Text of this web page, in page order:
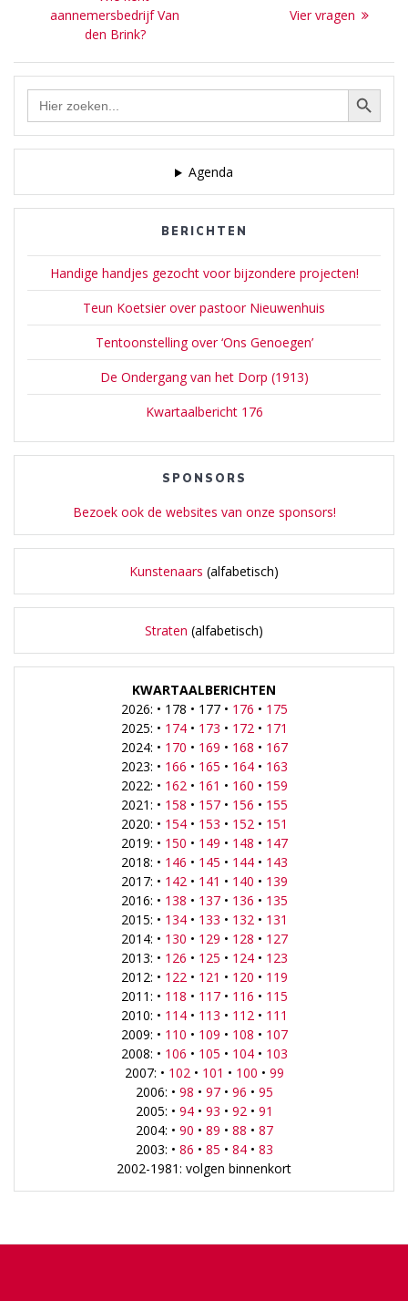
navigatie
post:
aannemersbedrijf Van
den Brink?
Next
Vier vragen
Zoek Zoekknop
Agenda
BERICHTEN
Handige handjes gezocht voor bijzondere projecten!
Teun Koetsier over pastoor Nieuwenhuis
Tentoonstelling over ‘Ons Genoegen’
De Ondergang van het Dorp (1913)
Kwartaalbericht 176
SPONSORS
Bezoek ook de websites van onze sponsors!
Kunstenaars (alfabetisch)
Straten (alfabetisch)
KWARTAALBERICHTEN
2026: • 178 • 177 • 176 • 175
2025: • 174• 173 • 172• 171
2024: • 170 • 169 • 168 • 167
2023: • 166 • 165 • 164• 163
2022: • 162• 161 • 160 • 159
2021: • 158 • 157• 156 • 155
2020: • 154• 153 • 152• 151
2019: • 150 • 149 • 148 • 147
2018: • 146 • 145 • 144• 143
2017: • 142• 141 • 140 • 139
2016: • 138 • 137• 136 • 135
2015: • 134• 133 • 132• 131
2014: • 130 • 129 • 128 • 127
2013: • 126 • 125 • 124• 123
2012: • 122• 121 • 120 • 119
2011: • 118 • 117• 116 • 115
2010: • 114• 113 • 112• 111
2009: • 110 • 109 • 108 • 107
2008: • 106 • 105 • 104• 103
2007: • 102• 101 • 100 • 99
2006: • 98 • 97• 96 • 95
2005: • 94• 93 • 92• 91
2004: • 90 • 89 • 88 • 87
2003: • 86 • 85 • 84• 83
2002-1981: volgen binnenkort